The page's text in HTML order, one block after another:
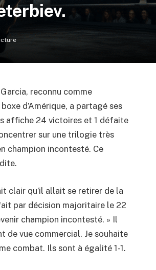
reconnu comme
d’Amérique, a partagé ses
affiche 24 victoires et 1 défaite
sur une trilogie très
champion incontesté. Ce
clair qu’il allait se retirer de la
par décision majoritaire le 22
champion incontesté. » Il
de vue commercial. Je souhaite
combat. Ils sont à égalité 1-1.